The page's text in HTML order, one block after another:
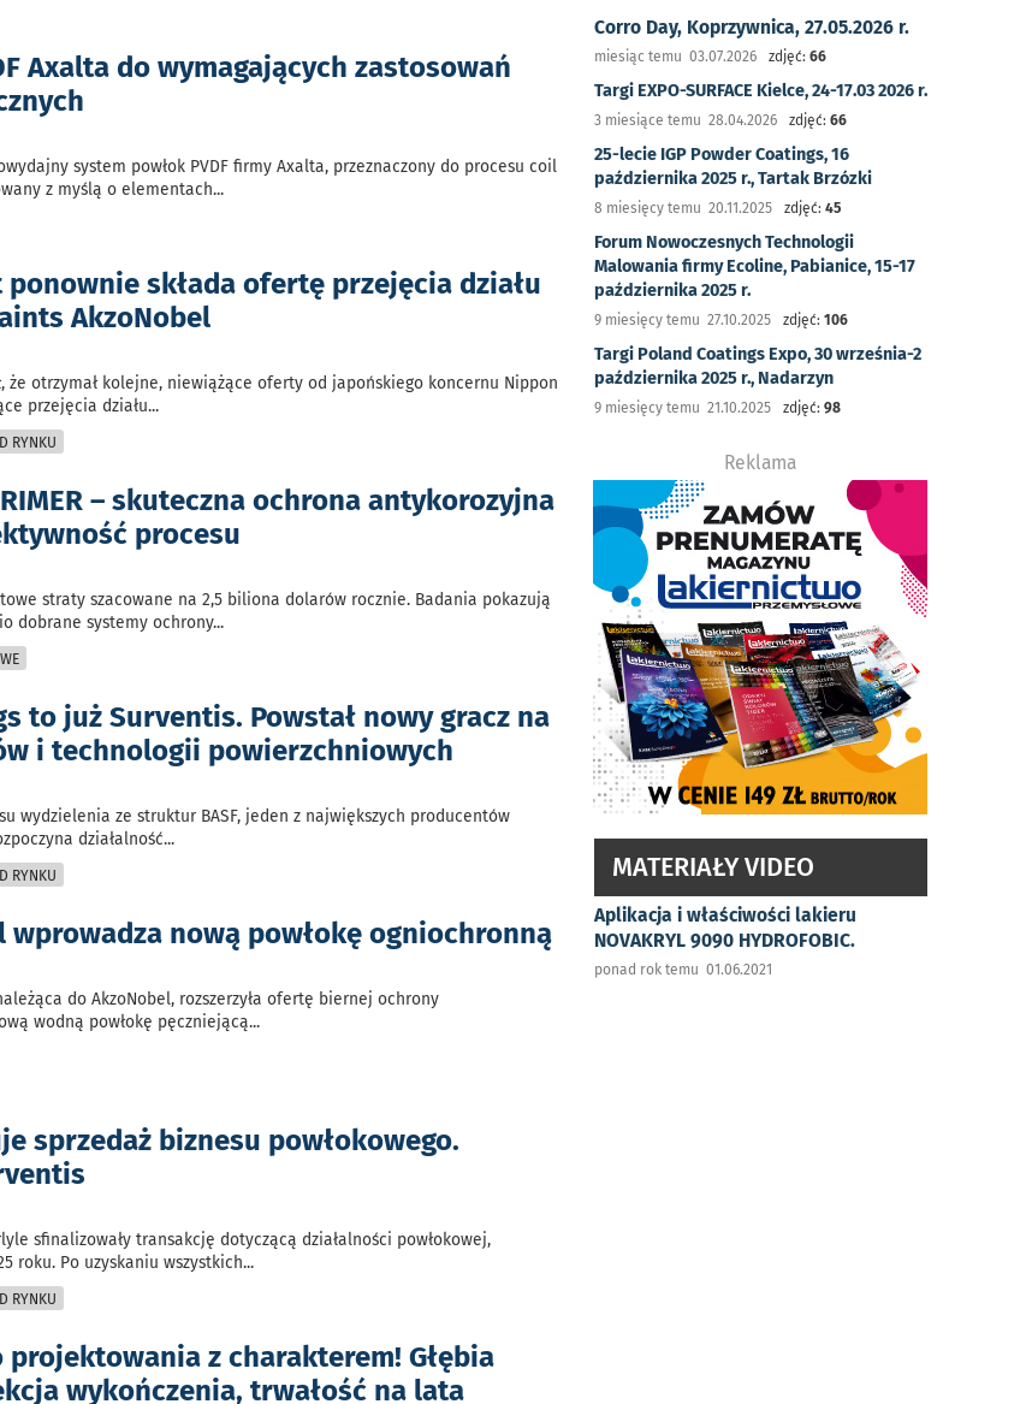
Axalta do wymagających zastosowań
system powłok PVDF firmy Axalta, przeznaczony do procesu coil
z myślą o elementach...
składa ofertę przejęcia działu
AkzoNobel
że otrzymał kolejne, niewiążące oferty od japońskiego koncernu Nippon
przejęcia działu...
RYNKU
– skuteczna ochrona antykorozyjna
procesu
straty szacowane na 2,5 biliona dolarów rocznie. Badania pokazują
dobrane systemy ochrony...
to już Surventis. Powstał nowy gracz na
i technologii powierzchniowych
wydzielenia ze struktur BASF, jeden z największych producentów
działalność...
RYNKU
nową powłokę ogniochronną
do AkzoNobel, rozszerzyła ofertę biernej ochrony
wodną powłokę pęczniejącą...
sprzedaż biznesu powłokowego.
sfinalizowały transakcję dotyczącą działalności powłokowej,
roku. Po uzyskaniu wszystkich...
RYNKU
z charakterem! Głębia
wykończenia, trwałość na lata
Corro Day, Koprzywnica, 27.05.2026 r.
miesiąc temu 03.07.2026 zdjęć: 66
Targi EXPO-SURFACE Kielce, 24-17.03 2026 r.
3 miesiące temu 28.04.2026 zdjęć: 66
25-lecie IGP Powder Coatings, 16
października 2025 r., Tartak Brzózki
8 miesięcy temu 20.11.2025 zdjęć: 45
Forum Nowoczesnych Technologii
Malowania firmy Ecoline, Pabianice, 15-17
października 2025 r.
9 miesięcy temu 27.10.2025 zdjęć: 106
Targi Poland Coatings Expo, 30 września-2
października 2025 r., Nadarzyn
9 miesięcy temu 21.10.2025 zdjęć: 98
Reklama
MATERIAŁY VIDEO
Aplikacja i właściwości lakieru
NOVAKRYL 9090 HYDROFOBIC.
ponad rok temu 01.06.2021